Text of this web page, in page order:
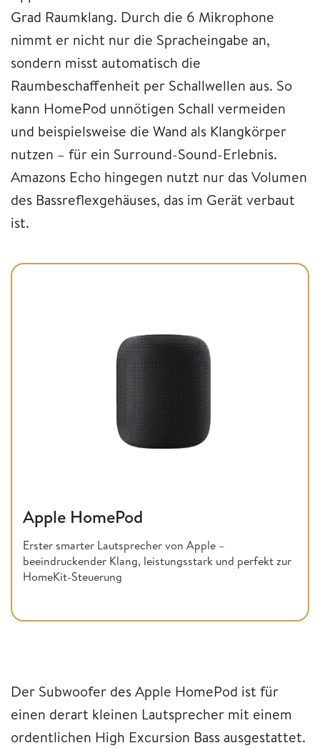
Grad Raumklang. Durch die 6 Mikrophone
nimmt er nicht nur die Spracheingabe an,
sondern misst automatisch die
Raumbeschaffenheit per Schallwellen aus. So
kann HomePod unnötigen Schall vermeiden
und beispielsweise die Wand als Klangkörper
nutzen – für ein Surround-Sound-Erlebnis.
Amazons Echo hingegen nutzt nur das Volumen
des Bassreflexgehäuses, das im Gerät verbaut
ist.
Apple HomePod
Erster smarter Lautsprecher von Apple –
beeindruckender Klang, leistungsstark und perfekt zur
HomeKit-Steuerung
Der Subwoofer des Apple HomePod ist für
einen derart kleinen Lautsprecher mit einem
ordentlichen High Excursion Bass ausgestattet.